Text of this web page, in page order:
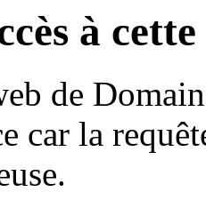
à
de
car la